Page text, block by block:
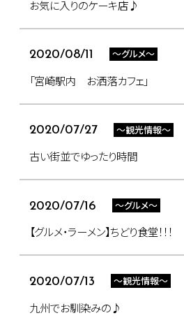
お気に入りのケーキ店♪
2020/08/11 ～グルメ～
「宮崎駅内 お洒落カフェ」
2020/07/27 ～観光情報～
古い街並でゆったり時間
2020/07/16 ～グルメ～
【グルメ・ラーメン】ちどり食堂！！！
2020/07/13 ～観光情報～
九州でお馴染みの♪